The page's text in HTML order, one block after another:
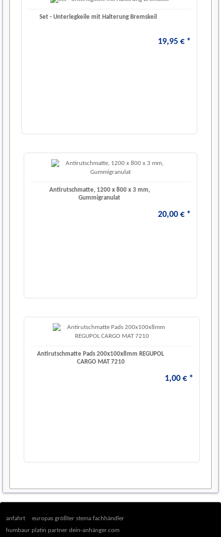
Set - Unterlegkeile mit Halterung Bremskeil
19,95 € *
Antirutschmatte, 1200 x 800 x 3 mm,
Gummigranulat
20,00 € *
Antirutschmatte Pads 200x100x8mm REGUPOL
CARGO MAT 7210
1,00 € *
anfahrt
europas größter stema fachhändler
humbaur platin partner dein-anhänger.com